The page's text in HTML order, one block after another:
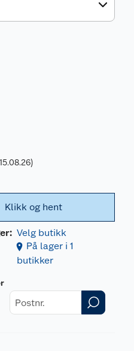
Klikk og hent
Velg butikk
På lager i 1
butikker